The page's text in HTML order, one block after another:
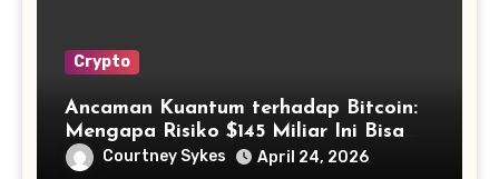
Crypto
Ancaman Kuantum terhadap Bitcoin:
Mengapa Risiko $145 Miliar Ini Bisa
Dikelola?
Courtney Sykes April 24, 2026